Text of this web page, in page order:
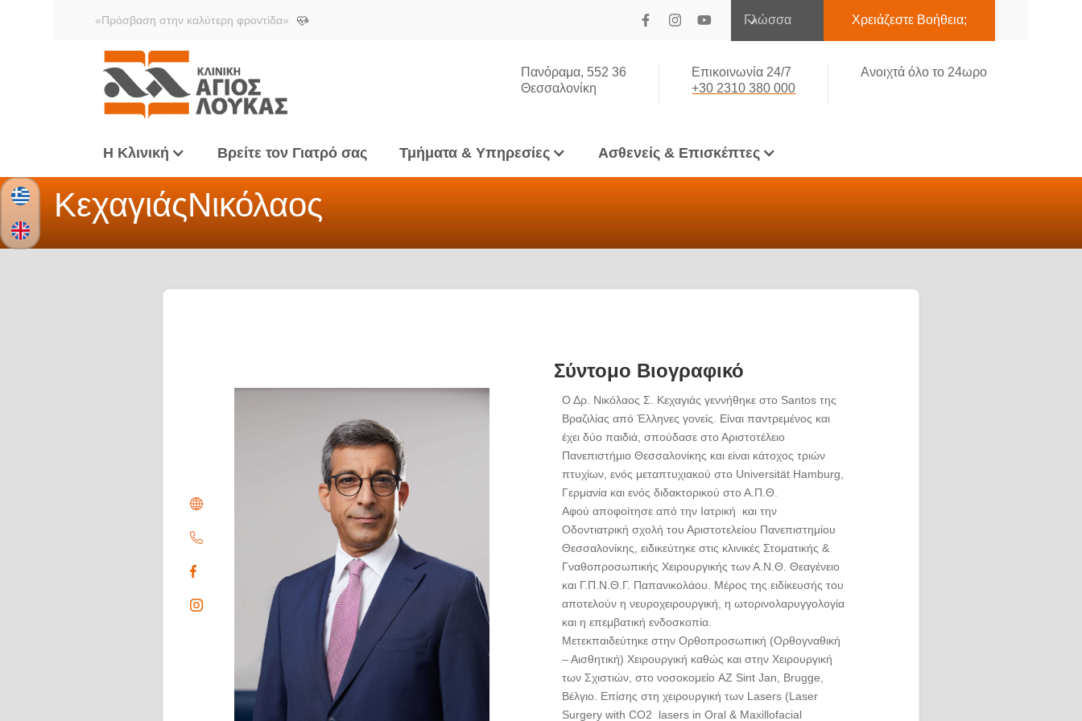
«Πρόσβαση στην καλύτερη φροντίδα» Γλώσσα Χρειάζεστε Βοήθεια;
Πανόραμα, 552 36
Θεσσαλονίκη
Επικοινωνία 24/7
+30 2310 380 000
Ανοιχτά όλο το 24ωρο
Η Κλινική Βρείτε τον Γιατρό σας Τμήματα & Υπηρεσίες Ασθενείς & Επισκέπτες
ΚεχαγιάςΝικόλαος
Σύντομο Βιογραφικό
Ο Δρ. Νικόλαος Σ. Κεχαγιάς γεννήθηκε στο Santos της
Βραζιλίας από Έλληνες γονείς. Είναι παντρεμένος και
έχει δύο παιδιά, σπούδασε στο Αριστοτέλειο
Πανεπιστήμιο Θεσσαλονίκης και είναι κάτοχος τριών
πτυχίων, ενός μεταπτυχιακού στο Universität Hamburg,
Γερμανία και ενός διδακτορικού στο Α.Π.Θ.
Αφού αποφοίτησε από την Ιατρική και την
Οδοντιατρική σχολή του Αριστοτελείου Πανεπιστημίου
Θεσσαλονίκης, ειδικεύτηκε στις κλινικές Στοματικής &
Γναθοπροσωπικής Χειρουργικής των Α.Ν.Θ. Θεαγένειο
και Γ.Π.Ν.Θ.Γ. Παπανικολάου. Μέρος της ειδίκευσής του
αποτελούν η νευροχειρουργική, η ωτορινολαρυγγολογία
και η επεμβατική ενδοσκοπία.
Μετεκπαιδεύτηκε στην Ορθοπροσωπική (Ορθογναθική
– Αισθητική) Χειρουργική καθώς και στην Χειρουργική
των Σχιστιών, στο νοσοκομείο AZ Sint Jan, Brugge,
Βέλγιο. Επίσης στη χειρουργική των Lasers (Laser
Surgery with CO2 lasers in Oral & Maxillofacial